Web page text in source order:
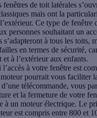
fenêtres de toit latérales
mais ont la
Ce type de fenêtre
personnes souhaitant un
à tous les toits,
en termes de sécurité,
et à l’extérieur aux enfants.
l’accès à votre fenêtre est
pourrait vous faciliter
télécommande, vous
et la fermeture de votre
à un moteur électrique. Le
est compris entre 800 et